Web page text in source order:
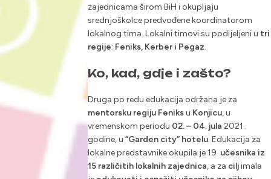
zajednicama širom BiH i okupljaju
srednjoškolce predvođene koordinatorom
lokalnog tima. Lokalni timovi su podijeljeni u tri
regije: Feniks, Kerber i Pegaz.
Ko, kad, gdje i zašto?
Druga po redu edukacija održana je za
mentorsku regiju Feniksu Konjicu, u
vremenskom periodu 02. – 04. jula 2021.
godine, u “Garden city” hotelu. Edukacija za
lokalne predstavnike okupila je 19 učesnika iz
15 različitih lokalnih zajednica, a za ciljimala